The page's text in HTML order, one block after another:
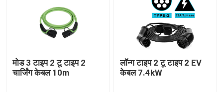
मोड 3 टाइप 2 टू टाइप 2
चार्जिंग केबल 10m
लॉन्ग टाइप 2 टू टाइप 2 EV
केबल 7.4kW